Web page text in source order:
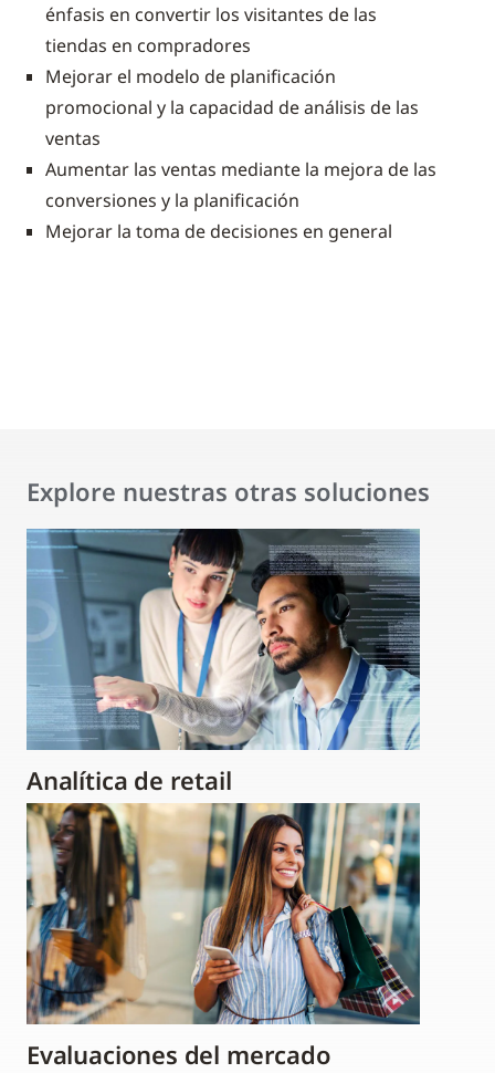
énfasis en convertir los visitantes de las
tiendas en compradores
Mejorar el modelo de planificación
promocional y la capacidad de análisis de las
ventas
Aumentar las ventas mediante la mejora de las
conversiones y la planificación
Mejorar la toma de decisiones en general
Explore nuestras otras soluciones
Analítica de retail
Evaluaciones del mercado